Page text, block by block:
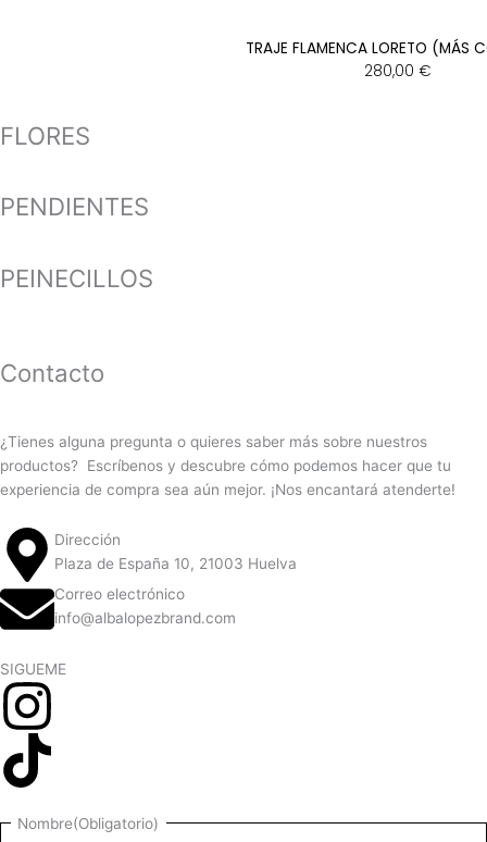
TRAJE FLAMENCA LORETO (MÁS
280,00 €
FLORES
PENDIENTES
PEINECILLOS
Contacto
¿Tienes alguna pregunta o quieres saber más sobre nuestros
productos? Escríbenos y descubre cómo podemos hacer que tu
experiencia de compra sea aún mejor. ¡Nos encantará atenderte!
Dirección
Plaza de España 10, 21003 Huelva
Correo electrónico
info@albalopezbrand.com
SIGUEME
Nombre(Obligatorio) Nombre